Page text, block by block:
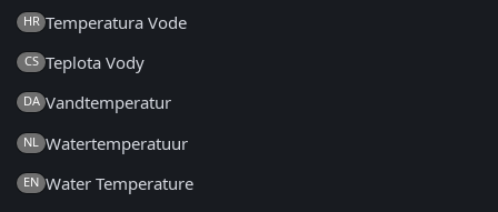
HR Temperatura Vode
CS Teplota Vody
DA Vandtemperatur
NL Watertemperatuur
EN Water Temperature